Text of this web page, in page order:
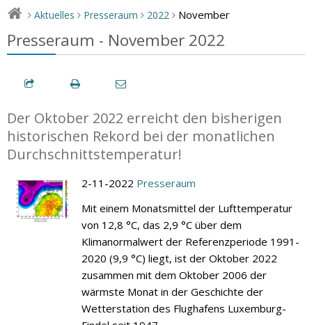
> Aktuelles > Presseraum > 2022 > November
Presseraum - November 2022
Der Oktober 2022 erreicht den bisherigen
historischen Rekord bei der monatlichen
Durchschnittstemperatur!
2-11-2022 Presseraum
Mit einem Monatsmittel der Lufttemperatur
von 12,8 °C, das 2,9 °C über dem
Klimanormalwert der Referenzperiode 1991-
2020 (9,9 °C) liegt, ist der Oktober 2022
zusammen mit dem Oktober 2006 der
wärmste Monat in der Geschichte der
Wetterstation des Flughafens Luxemburg-